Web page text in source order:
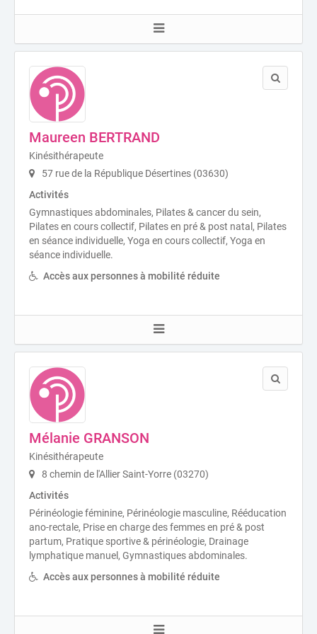
Maureen BERTRAND
Kinésithérapeute
57 rue de la République Désertines (03630)
Activités
Gymnastiques abdominales, Pilates & cancer du sein,
Pilates en cours collectif, Pilates en pré & post natal, Pilates
en séance individuelle, Yoga en cours collectif, Yoga en
séance individuelle.
Accès aux personnes à mobilité réduite
Mélanie GRANSON
Kinésithérapeute
8 chemin de l'Allier Saint-Yorre (03270)
Activités
Périnéologie féminine, Périnéologie masculine, Rééducation
ano-rectale, Prise en charge des femmes en pré & post
partum, Pratique sportive & périnéologie, Drainage
lymphatique manuel, Gymnastiques abdominales.
Accès aux personnes à mobilité réduite